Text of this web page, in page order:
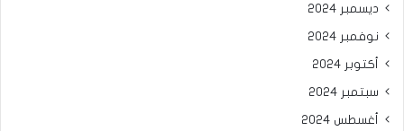
ديسمبر 2024
نوفمبر 2024
أكتوبر 2024
سبتمبر 2024
أغسطس 2024